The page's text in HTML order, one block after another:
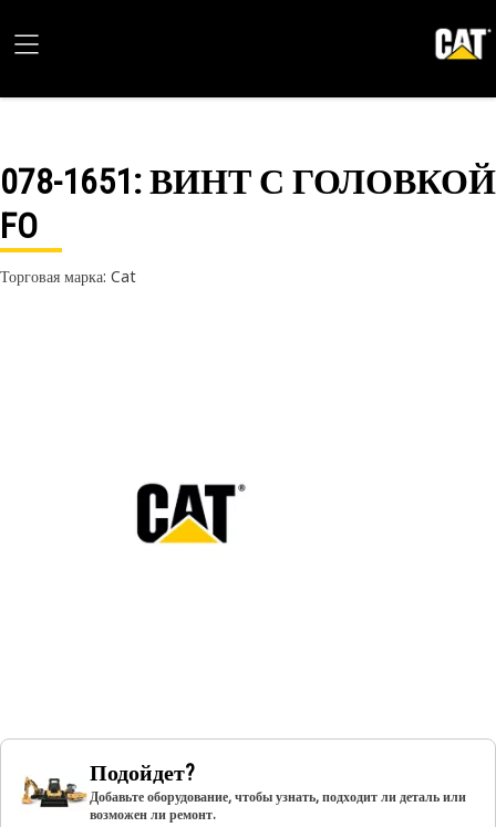
078-1651: ВИНТ С ГОЛОВКОЙ
FO
Торговая марка: Cat
Подойдет?
Добавьте оборудование, чтобы узнать, подходит ли деталь или
возможен ли ремонт.